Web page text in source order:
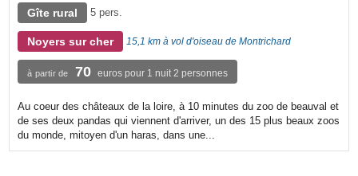
Gîte rural 5 pers.
Noyers sur cher 15,1 km à vol d'oiseau de Montrichard
à partir de 70 euros pour 1 nuit 2 personnes
Au coeur des châteaux de la loire, à 10 minutes du zoo de beauval et
de ses deux pandas qui viennent d'arriver, un des 15 plus beaux zoos
du monde, mitoyen d'un haras, dans une...